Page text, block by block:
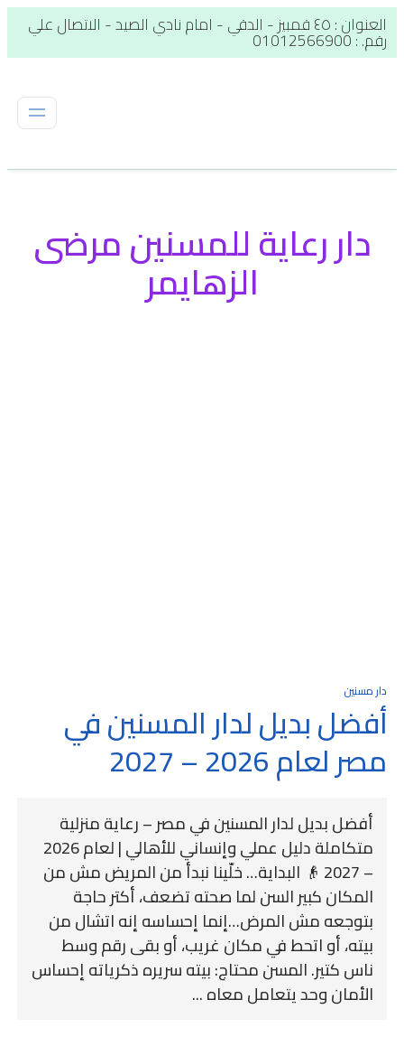
العنوان : ٤٥ قمبيز - الدقي - امام نادي الصيد - الاتصال علي
رقم. : 01012566900
دار رعاية للمسنين مرضى
الزهايمر
دار مسنين
أفضل بديل لدار المسنين في
مصر لعام 2026 – 2027
أفضل بديل لدار المسنين في مصر – رعاية منزلية
متكاملة دليل عملي وإنساني للأهالي | لعام 2026
– 2027 👴 البداية… خلّينا نبدأ من المريض مش من
المكان كبير السن لما صحته تضعف، أكتر حاجة
بتوجعه مش المرض…إنما إحساسه إنه اتشال من
بيته، أو اتحط في مكان غريب، أو بقى رقم وسط
ناس كتير. المسن محتاج: بيته سريره ذكرياته إحساس
الأمان وحد يتعامل معاه ...